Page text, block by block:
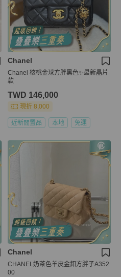
Chanel
Chanel 核桃金球方胖黑色✨最新晶片
款
TWD 146,000
現折 8,000
近新閒置品 本地 免運
Chanel
CHANEL奶茶色羊皮金釦方胖子A352
00